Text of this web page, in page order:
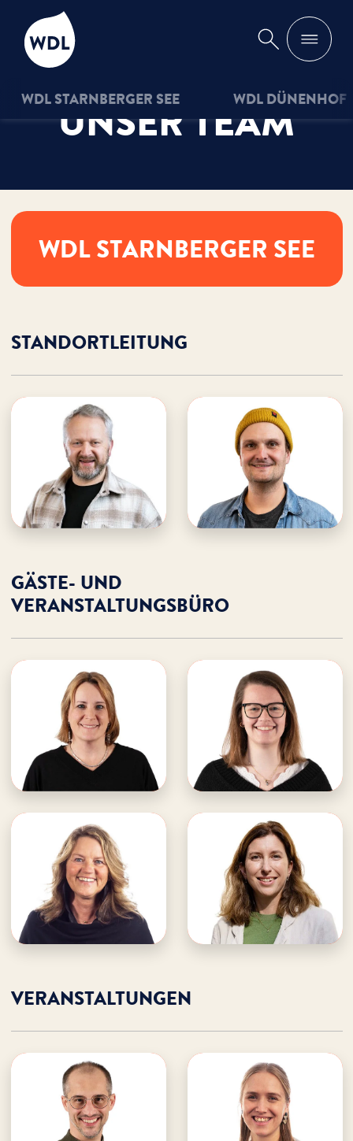
WDL
Suche
WDL STARNBERGER SEE WDL DÜNENHOF
UNSER TEAM
WDL STARNBERGER SEE
STANDORTLEITUNG
Jakob Albrecht
WDL Starnberger See
· Standortleitung
· Leitung Gästebetrieb
E-Mail an Jakob
Jakob unterstützen
Bernd Lorenz
WDL Starnberger See
· Standortleitung
· Freizeiten & Leitung
Veranstaltungen
E-Mail an Bernd
Bernd unterstützen
GÄSTE- UND
VERANSTALTUNGSBÜRO
Eliane Albrecht
WDL Starnberger See
· Teamleitung Gäste- &
Veranstaltungsbüro
Erlebnisschlösser
E-Mail an Eliane
Eliane unterstützen
Laura Bläsing
WDL Starnberger See
· Gästebüro
Erlebnisschlösser
E-Mail an Laura
Laura unterstützen
Anja Rothe
WDL Starnberger See
· Veranstaltungsbüro
Erlebnisschlösser
E-Mail an Anja
Anja unterstützen
Meike Staigmiller
WDL Starnberger See
· Gästebüro
Erlebnisschlösser
E-Mail an Meike
Meike unterstützen
VERANSTALTUNGEN
Markus Staigmiller
WDL Starnberger See
·Teamleitung
Kinderfreizeiten
Anita Derk
WDL Starnberger See
· Kinderfreizeiten
· Klassenfahrten